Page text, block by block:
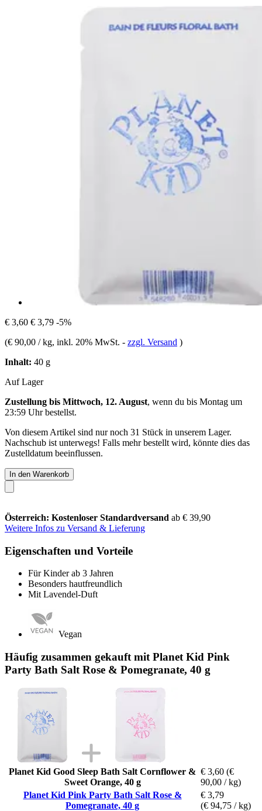
€ 3,60 € 3,79 -5%
(€ 90,00 / kg, inkl. 20% MwSt. - zzgl. Versand )
Inhalt: 40 g
Auf Lager
Zustellung bis Mittwoch, 12. August, wenn du bis Montag um
23:59 Uhrbestellst.
Von diesem Artikel sind nur noch 31 Stück in unserem Lager.
Nachschub ist unterwegs! Falls mehr bestellt wird, könnte dies das
Zustelldatum beeinflussen.
In den Warenkorb
Österreich: Kostenloser Standardversand ab € 39,90
Weitere Infos zu Versand & Lieferung
Eigenschaften und Vorteile
Für Kinder ab 3 Jahren
Besonders hautfreundlich
Mit Lavendel-Duft
Vegan
Häufig zusammen gekauft mit Planet Kid Pink
Party Bath Salt Rose & Pomegranate, 40 g
Planet Kid Good Sleep Bath Salt Cornflower &
Sweet Orange, 40 g
€ 3,60 (€
90,00 / kg)
Planet Kid Pink Party Bath Salt Rose &
Pomegranate, 40 g
€ 3,79
(€ 94,75 / kg)